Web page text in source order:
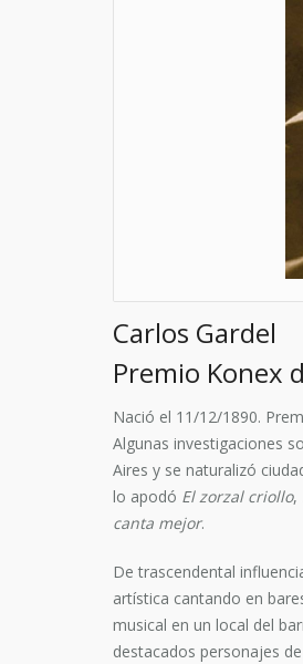
Carlos Gardel
Premio Konex
Nació el 11/12/1890.
Algunas investigaciones
Aires y se naturalizó
lo apodó El zorzal criollo,
canta mejor.
De trascendental
artística cantando en
musical en un local del
destacados personajes